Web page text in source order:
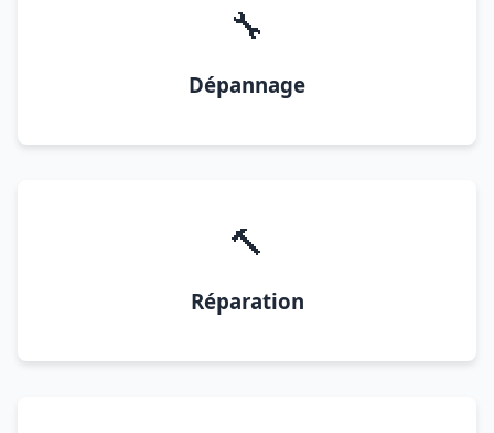
🔧
Dépannage
🔨
Réparation